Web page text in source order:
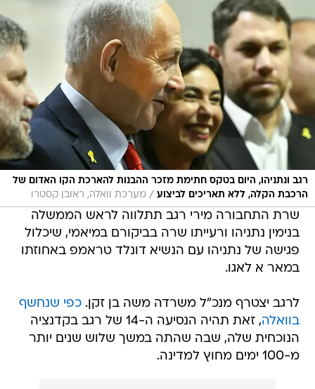
רגב ונתניהו, היום בטקס חתימת מזכר ההבנות להארכת הקו האדום של
הרכבת הקלה, ללא תאריכים לביצוע / מערכת וואלה, ראובן קסטרו
שרת התחבורה מירי רגב תתלווה לראש הממשלה
בנימין נתניהו ורעייתו שרה בביקורם במיאמי, שיכלול
פגישה של נתניהו עם הנשיא דונלד טראמפ באחוזתו
במאר א לאגו.
לרגב יצטרף מנכ"ל משרדה משה בן זקן.כפי שנחשף
בוואלה
, זאת תהיה הנסיעה ה-14 של רגב בקדנציה
הנוכחית שלה, שבה שהתה במשך שלוש שנים יותר
מ-100 ימים מחוץ למדינה.